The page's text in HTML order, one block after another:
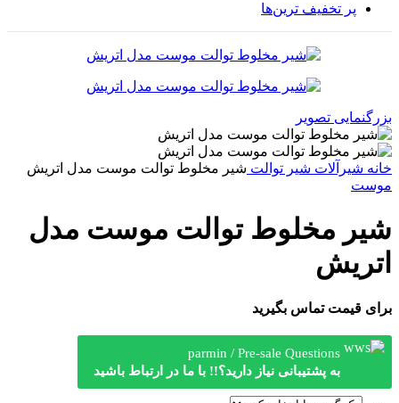
پر تخفیف ترین‌ها
بزرگنمایی تصویر
خانه شیرآلات شیر توالت شیر مخلوط توالت موست مدل اتریش
موست
شیر مخلوط توالت موست مدل
اتریش
برای قیمت تماس بگیرید
parmin / Pre-sale Questions
به پشتیبانی نیاز دارید؟!! با ما در ارتباط باشید